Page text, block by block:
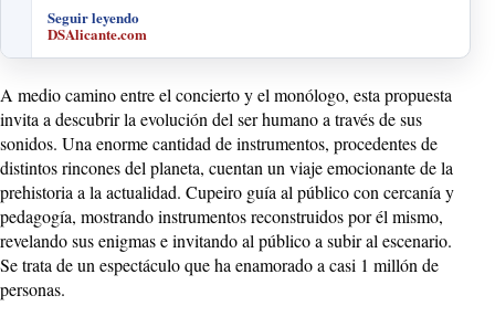
Seguir leyendo
DSAlicante.com
A medio camino entre el concierto y el monólogo, esta propuesta
invita a descubrir la evolución del ser humano a través de sus
sonidos. Una enorme cantidad de instrumentos, procedentes de
distintos rincones del planeta, cuentan un viaje emocionante de la
prehistoria a la actualidad. Cupeiro guía al público con cercanía y
pedagogía, mostrando instrumentos reconstruidos por él mismo,
revelando sus enigmas e invitando al público a subir al escenario.
Se trata de un espectáculo que ha enamorado a casi 1 millón de
personas.